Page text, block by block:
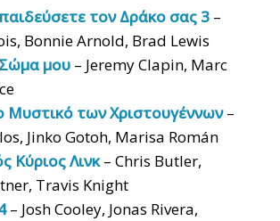
τον Δράκο σας 3 –
Bonnie Arnold, Brad Lewis
μου – Jeremy Clapin, Marc
Μυστικό των Χριστουγέννων–
Jinko Gotoh, Marisa Román
Κύριος Λινκ– Chris Butler,
Travis Knight
– Josh Cooley, Jonas Rivera,